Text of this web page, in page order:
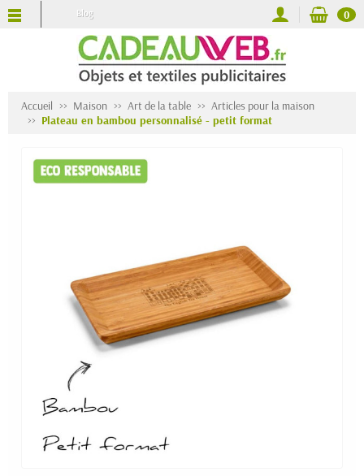
Blog 0
Accueil Maison Art de la table
Articles pour la maison
Plateau en bambou personnalisé - petit format